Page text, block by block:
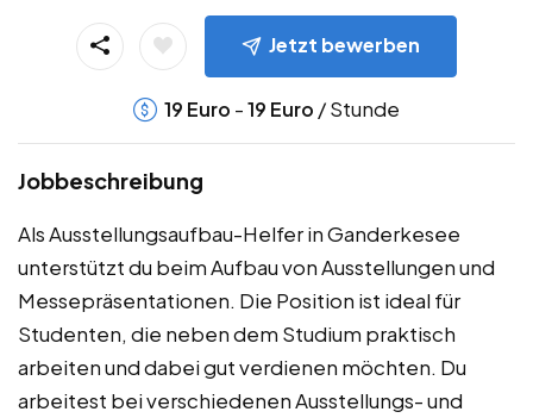
Jetzt bewerben
19 Euro -19 Euro / Stunde
Jobbeschreibung
Als Ausstellungsaufbau-Helfer in Ganderkesee
unterstützt du beim Aufbau von Ausstellungen und
Messepräsentationen. Die Position ist ideal für
Studenten, die neben dem Studium praktisch
arbeiten und dabei gut verdienen möchten. Du
arbeitest bei verschiedenen Ausstellungs- und